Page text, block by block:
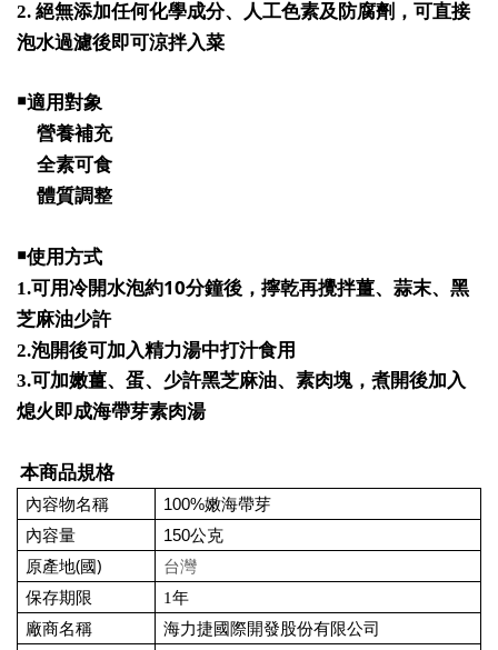
2. 絕無添加任何化學成分、人工色素及防腐劑，可直接
泡水過濾後即可涼拌入菜
￭適用對象
營養補充
全素可食
體質調整
￭使用方式
1.可用冷開水泡約10分鐘後，擰乾再攪拌薑、蒜末、黑
芝麻油少許
2.泡開後可加入精力湯中打汁食用
3.可加嫩薑、蛋、少許黑芝麻油、素肉塊，煮開後加入
熄火即成海帶芽素肉湯
本商品規格
內容物名稱 100%嫩海帶芽
內容量 150公克
原產地(國)
台灣
保存期限
1年
廠商名稱
海力捷國際開發股份有限公司